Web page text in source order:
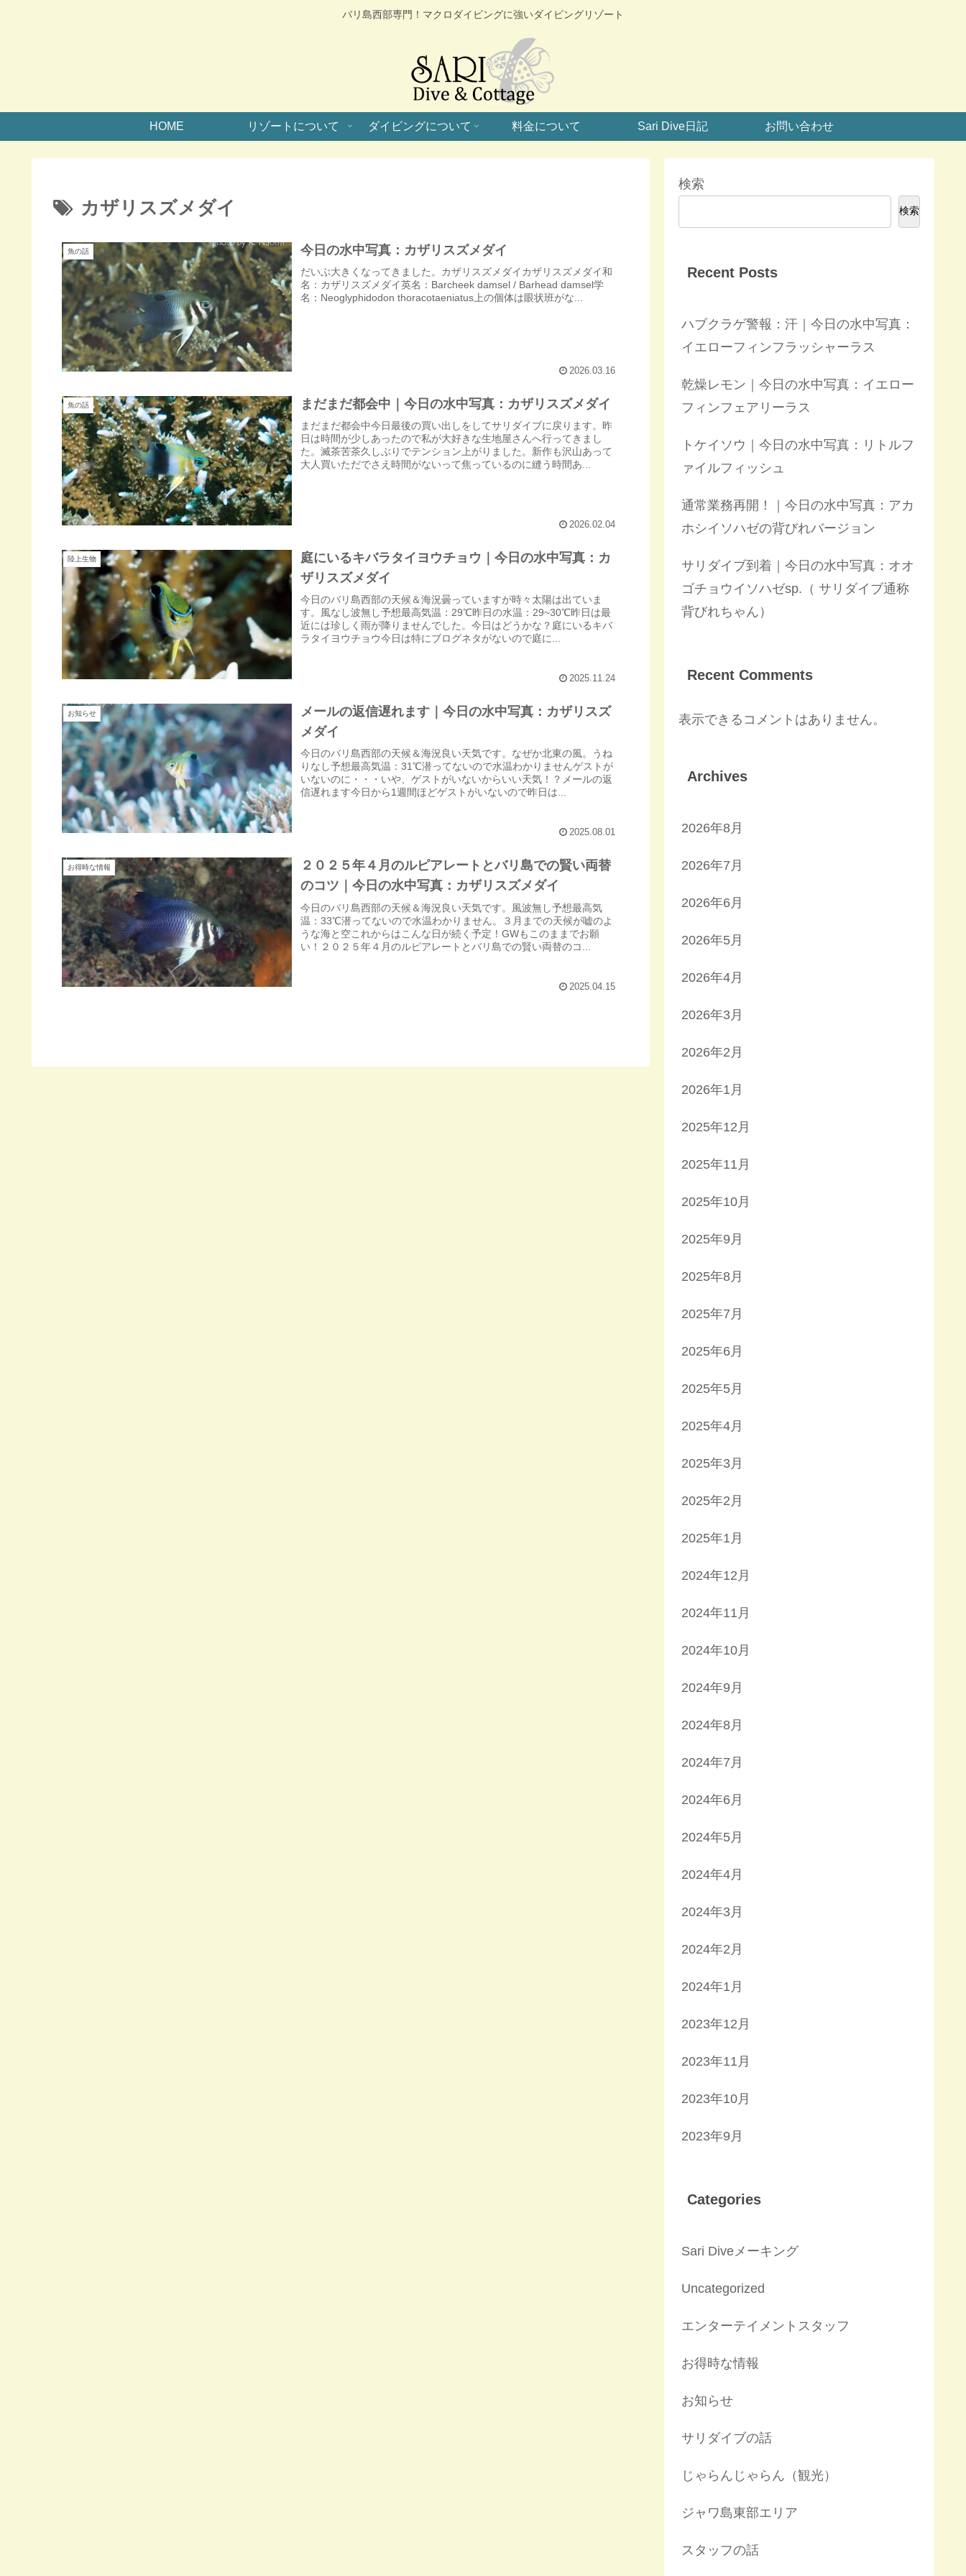
バリ島西部専門！マクロダイビングに強いダイビングリゾート
HOME リゾートについて ダイビングについて 料金について Sari Dive日記 お問い合わせ
カザリスズメダイ
魚の話 今日の水中写真：カザリスズメダイ
だいぶ大きくなってきました。カザリスズメダイカザリスズメダイ和
名：カザリスズメダイ英名：Barcheek damsel / Barhead damsel学
名：Neoglyphidodon thoracotaeniatus上の個体は眼状班がな...
2026.03.16
魚の話 まだまだ都会中｜今日の水中写真：カザリスズメダイ
まだまだ都会中今日最後の買い出しをしてサリダイブに戻ります。昨
日は時間が少しあったので私が大好きな生地屋さんへ行ってきまし
た。滅茶苦茶久しぶりでテンション上がりました。新作も沢山あって
大人買いただでさえ時間がないって焦っているのに縫う時間あ...
2026.02.04
陸上生物
庭にいるキバラタイヨウチョウ｜今日の水中写真：カ
ザリスズメダイ
今日のバリ島西部の天候＆海況曇っていますが時々太陽は出ていま
す。風なし波無し予想最高気温：29℃昨日の水温：29~30℃昨日は最
近には珍しく雨が降りませんでした。今日はどうかな？庭にいるキバ
ラタイヨウチョウ今日は特にブログネタがないので庭に...
2025.11.24
お知らせ
メールの返信遅れます｜今日の水中写真：カザリスズ
メダイ
今日のバリ島西部の天候＆海況良い天気です。なぜか北東の風。うね
りなし予想最高気温：31℃潜ってないので水温わかりませんゲストが
いないのに・・・いや、ゲストがいないからいい天気！？メールの返
信遅れます今日から1週間ほどゲストがいないので昨日は...
2025.08.01
お得時な情報
２０２５年４月のルピアレートとバリ島での賢い両替
のコツ｜今日の水中写真：カザリスズメダイ
今日のバリ島西部の天候＆海況良い天気です。風波無し予想最高気
温：33℃潜ってないので水温わかりません。３月までの天候が嘘のよ
うな海と空これからはこんな日が続く予定！GWもこのままでお願
い！２０２５年４月のルピアレートとバリ島での賢い両替のコ...
2025.04.15
検索
検索
Recent Posts
ハブクラゲ警報：汗｜今日の水中写真：
イエローフィンフラッシャーラス
乾燥レモン｜今日の水中写真：イエロー
フィンフェアリーラス
トケイソウ｜今日の水中写真：リトルフ
ァイルフィッシュ
通常業務再開！｜今日の水中写真：アカ
ホシイソハゼの背びれバージョン
サリダイブ到着｜今日の水中写真：オオ
ゴチョウイソハゼsp.（ サリダイブ通称
背びれちゃん）
Recent Comments
表示できるコメントはありません。
Archives
2026年8月
2026年7月
2026年6月
2026年5月
2026年4月
2026年3月
2026年2月
2026年1月
2025年12月
2025年11月
2025年10月
2025年9月
2025年8月
2025年7月
2025年6月
2025年5月
2025年4月
2025年3月
2025年2月
2025年1月
2024年12月
2024年11月
2024年10月
2024年9月
2024年8月
2024年7月
2024年6月
2024年5月
2024年4月
2024年3月
2024年2月
2024年1月
2023年12月
2023年11月
2023年10月
2023年9月
Categories
Sari Diveメーキング
Uncategorized
エンターテイメントスタッフ
お得時な情報
お知らせ
サリダイブの話
じゃらんじゃらん（観光）
ジャワ島東部エリア
スタッフの話